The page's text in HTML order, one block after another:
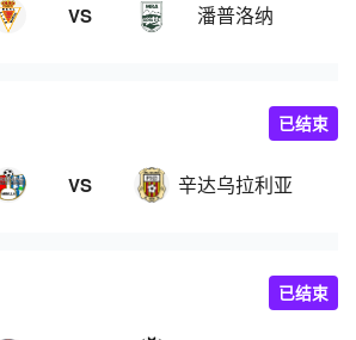
VS 潘普洛纳
VS 辛达乌拉利亚
已结束
已结束